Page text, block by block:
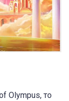
Olympus, то